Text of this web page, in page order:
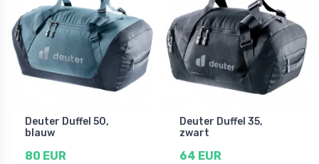
Deuter Duffel 50,
blauw
80 EUR
Deuter Duffel 35,
zwart
64 EUR